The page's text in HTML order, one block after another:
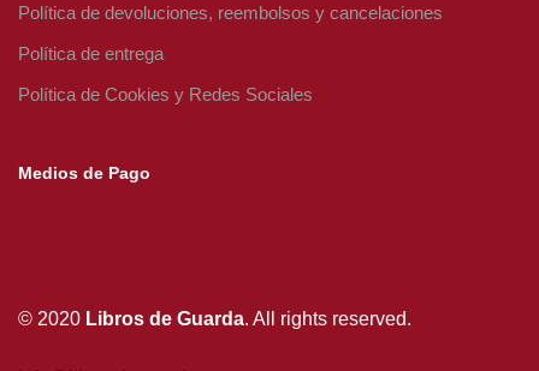
Política de devoluciones, reembolsos y cancelaciones
Política de entrega
Política de Cookies y Redes Sociales
Medios de Pago
© 2020 Libros de Guarda. All rights reserved.